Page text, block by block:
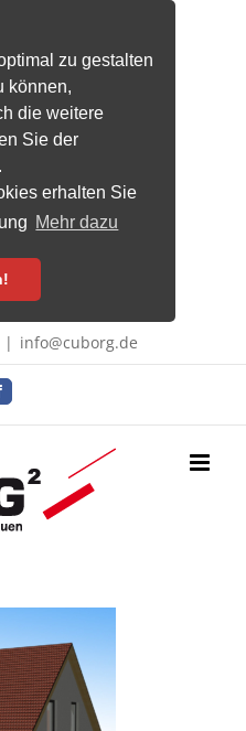
zu gestalten
können,
die weitere
Sie der
erhalten Sie
Mehr dazu
| info@cuborg.de